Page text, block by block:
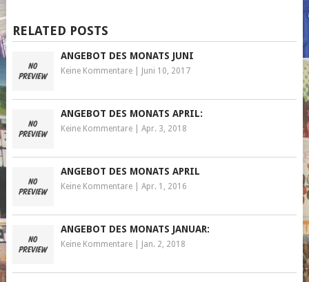
RELATED POSTS
ANGEBOT DES MONATS JUNI
Keine Kommentare| Juni 10, 2017
ANGEBOT DES MONATS APRIL:
Keine Kommentare| Apr. 3, 2018
ANGEBOT DES MONATS APRIL
Keine Kommentare| Apr. 1, 2016
ANGEBOT DES MONATS JANUAR:
Keine Kommentare| Jan. 2, 2018